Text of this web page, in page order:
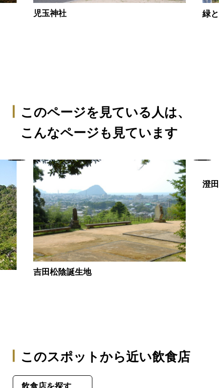
児玉神社 緑
このページを見ている人は、
こんなページも見ています
吉田松陰誕生地
澄
このスポットから近い飲食店